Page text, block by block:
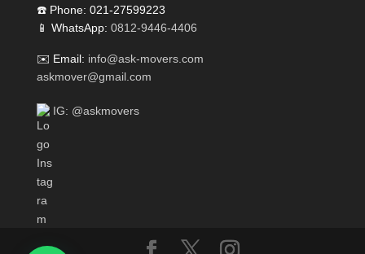
☎️ Phone: 021-27599223
📱 WhatsApp: 0812-9446-4406
✉️ Email: info@ask-movers.com
askmover@gmail.com
IG: @askmovers